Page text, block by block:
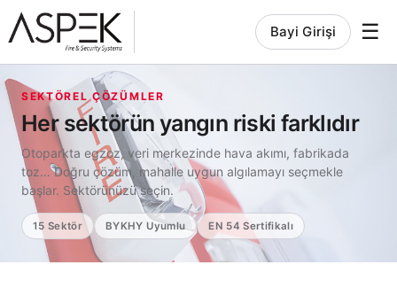
Bayi Girişi ☰
SEKTÖREL ÇÖZÜMLER
Her sektörün yangın riski farklıdır
Otoparkta egzoz, veri merkezinde hava akımı, fabrikada
toz… Doğru çözüm, mahalle uygun algılamayı seçmekle
başlar. Sektörünüzü seçin.
15 Sektör BYKHY Uyumlu EN 54 Sertifikalı